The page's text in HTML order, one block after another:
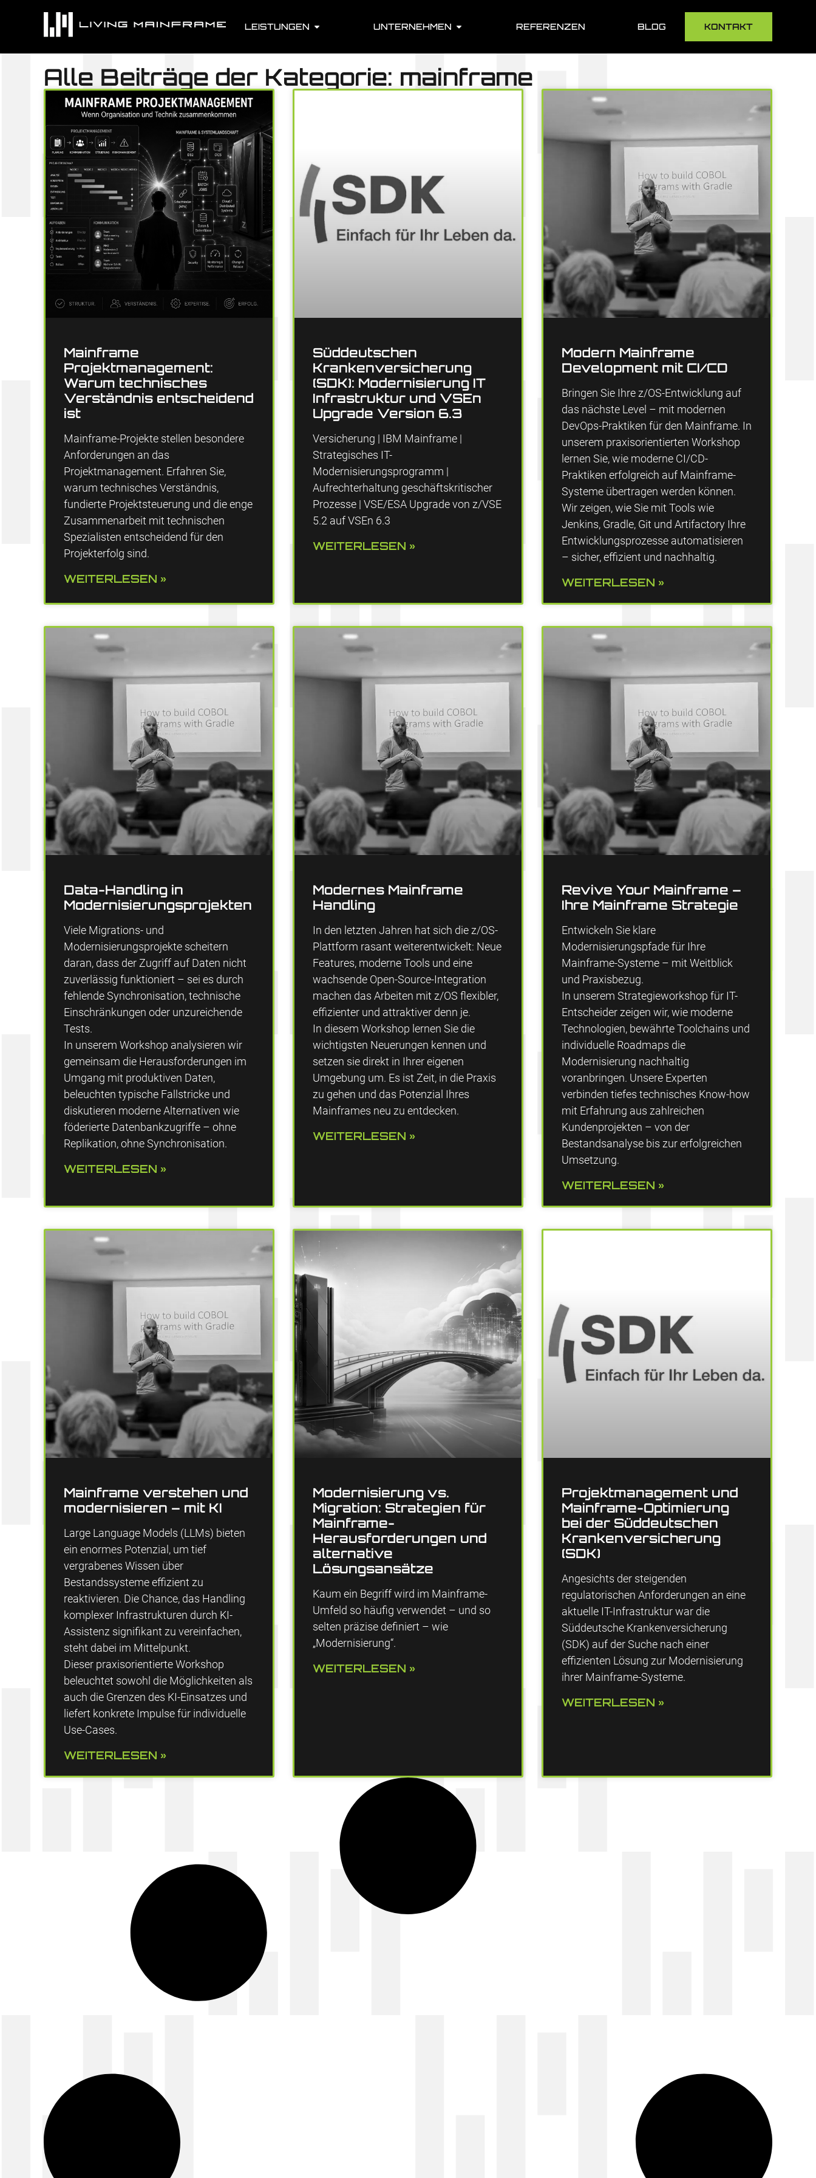
LEISTUNGEN UNTERNEHMEN REFERENZEN BLOG KONTAKT
Alle Beiträge der Kategorie: mainframe
Mainframe
Projektmanagement:
Warum technisches
Verständnis entscheidend
ist
Mainframe-Projekte stellen besondere
Anforderungen an das
Projektmanagement. Erfahren Sie,
warum technisches Verständnis,
fundierte Projektsteuerung und die enge
Zusammenarbeit mit technischen
Spezialisten entscheidend für den
Projekterfolg sind.
WEITERLESEN »
Süddeutschen
Krankenversicherung
(SDK): Modernisierung IT
Infrastruktur und VSEn
Upgrade Version 6.3
Versicherung | IBM Mainframe |
Strategisches IT-
Modernisierungsprogramm |
Aufrechterhaltung geschäftskritischer
Prozesse | VSE/ESA Upgrade von z/VSE
5.2 auf VSEn 6.3
WEITERLESEN »
Modern Mainframe
Development mit CI/CD
Bringen Sie Ihre z/OS-Entwicklung auf
das nächste Level – mit modernen
DevOps-Praktiken für den Mainframe. In
unserem praxisorientierten Workshop
lernen Sie, wie moderne CI/CD-
Praktiken erfolgreich auf Mainframe-
Systeme übertragen werden können.
Wir zeigen, wie Sie mit Tools wie
Jenkins, Gradle, Git und Artifactory Ihre
Entwicklungsprozesse automatisieren
– sicher, effizient und nachhaltig.
WEITERLESEN »
Data-Handling in
Modernisierungs­­­projekten
Viele Migrations- und
Modernisierungsprojekte scheitern
daran, dass der Zugriff auf Daten nicht
zuverlässig funktioniert – sei es durch
fehlende Synchronisation, technische
Einschränkungen oder unzureichende
Tests.
In unserem Workshop analysieren wir
gemeinsam die Herausforderungen im
Umgang mit produktiven Daten,
beleuchten typische Fallstricke und
diskutieren moderne Alternativen wie
föderierte Datenbankzugriffe – ohne
Replikation, ohne Synchronisation.
WEITERLESEN »
Modernes Mainframe
Handling
In den letzten Jahren hat sich die z/OS-
Plattform rasant weiterentwickelt: Neue
Features, moderne Tools und eine
wachsende Open-Source-Integration
machen das Arbeiten mit z/OS flexibler,
effizienter und attraktiver denn je.
In diesem Workshop lernen Sie die
wichtigsten Neuerungen kennen und
setzen sie direkt in Ihrer eigenen
Umgebung um. Es ist Zeit, in die Praxis
zu gehen und das Potenzial Ihres
Mainframes neu zu entdecken.
WEITERLESEN »
Revive Your Mainframe –
Ihre Mainframe Strategie
Entwickeln Sie klare
Modernisierungspfade für Ihre
Mainframe-Systeme – mit Weitblick
und Praxisbezug.
In unserem Strategieworkshop für IT-
Entscheider zeigen wir, wie moderne
Technologien, bewährte Toolchains und
individuelle Roadmaps die
Modernisierung nachhaltig
voranbringen. Unsere Experten
verbinden tiefes technisches Know-how
mit Erfahrung aus zahlreichen
Kundenprojekten – von der
Bestandsanalyse bis zur erfolgreichen
Umsetzung.
WEITERLESEN »
Mainframe verstehen und
modernisieren – mit KI
Large Language Models (LLMs) bieten
ein enormes Potenzial, um tief
vergrabenes Wissen über
Bestandssysteme effizient zu
reaktivieren. Die Chance, das Handling
komplexer Infrastrukturen durch KI-
Assistenz signifikant zu vereinfachen,
steht dabei im Mittelpunkt.
Dieser praxisorientierte Workshop
beleuchtet sowohl die Möglichkeiten als
auch die Grenzen des KI-Einsatzes und
liefert konkrete Impulse für individuelle
Use-Cases.
WEITERLESEN »
Modernisierung vs.
Migration: Strategien für
Mainframe-
Herausforderungen und
alternative
Lösungsansätze
Kaum ein Begriff wird im Mainframe-
Umfeld so häufig verwendet – und so
selten präzise definiert – wie
„Modernisierung“.
WEITERLESEN »
Projektmanagement und
Mainframe-Optimierung
bei der Süddeutschen
Krankenversicherung
(SDK)
Angesichts der steigenden
regulatorischen Anforderungen an eine
aktuelle IT-Infrastruktur war die
Süddeutsche Krankenversicherung
(SDK) auf der Suche nach einer
effizienten Lösung zur Modernisierung
ihrer Mainframe-Systeme.
WEITERLESEN »